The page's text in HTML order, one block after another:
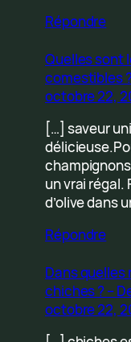
Répondre
Quelles sont
comestibles
octobre 22,
[…] saveur
champignons
un vrai régal.
d’olive dans
Répondre
Dans
chiches ? –
octobre 22,